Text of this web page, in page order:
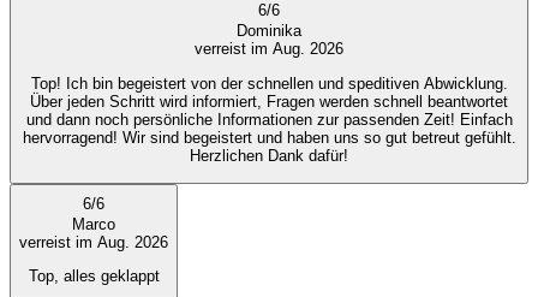
6/6
Dominika
verreist im Aug. 2026
Top! Ich bin begeistert von der schnellen und speditiven Abwicklung.
Über jeden Schritt wird informiert, Fragen werden schnell beantwortet
und dann noch persönliche Informationen zur passenden Zeit! Einfach
hervorragend! Wir sind begeistert und haben uns so gut betreut gefühlt.
Herzlichen Dank dafür!
6/6
Marco
verreist im Aug. 2026
Top, alles geklappt